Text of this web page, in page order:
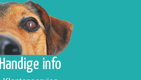
Handige info